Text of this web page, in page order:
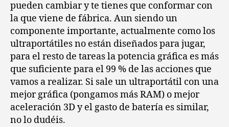
pueden cambiar y te tienes que conformar con
la que viene de fábrica. Aun siendo un
componente importante, actualmente como los
ultraportátiles no están diseñados para jugar,
para el resto de tareas la potencia gráfica es más
que suficiente para el 99 % de las acciones que
vamos a realizar. Si sale un ultraportátil con una
mejor gráfica (pongamos más RAM) o mejor
aceleración 3D y el gasto de batería es similar,
no lo dudéis.